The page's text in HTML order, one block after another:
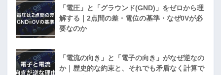
「電圧」と「グラウンド(GND)」をゼロから理
解する｜2点間の差・電位の基準・なぜ0Vが必
要なのか
「電流の向き」と「電子の向き」がなぜ逆なの
か｜歴史的な約束と、それでも矛盾なく計算で